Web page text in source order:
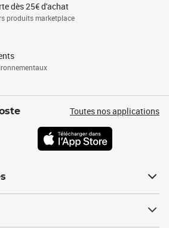
dès 25€ d'achat
produits marketplace
Toutes nos applications